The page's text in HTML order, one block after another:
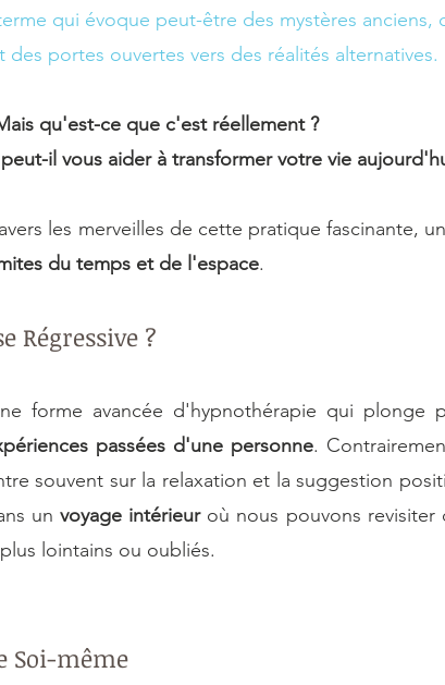
qui évoque peut-être des mystères anciens,
des portes ouvertes vers des réalités alternatives.
qu'est-ce que c'est réellement ?
il vous aider à transformer votre vie
les merveilles de cette pratique fascinante,
du temps et de l'espace.
Régressive ?
forme avancée d'hypnothérapie qui plonge
passées d'une personne.
souvent sur la relaxation et la suggestion
un voyage intérieur où nous pouvons revisiter
lointains ou oubliés.
Soi-même